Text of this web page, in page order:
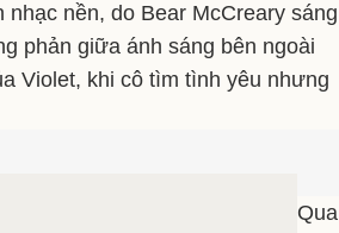
nền, do Bear McCreary sáng
phản giữa ánh sáng bên ngoài
Violet, khi cô tìm tình yêu nhưng
Qua